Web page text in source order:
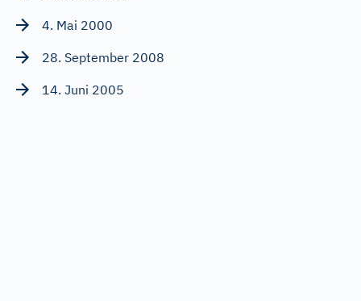
4. Mai 2000
28. September 2008
14. Juni 2005